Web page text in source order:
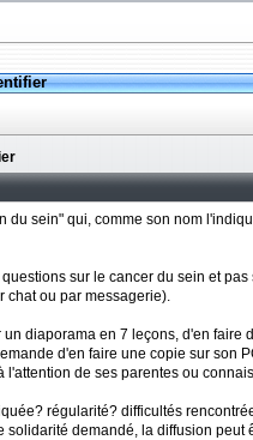
sein" qui, comme son nom
sur le cancer du sein et
chat ou par messagerie).
diaporama en 7 leçons, d'en faire
d'en faire une copie sur son
de ses parentes ou
régularité? difficultés
demandé, la diffusion peut